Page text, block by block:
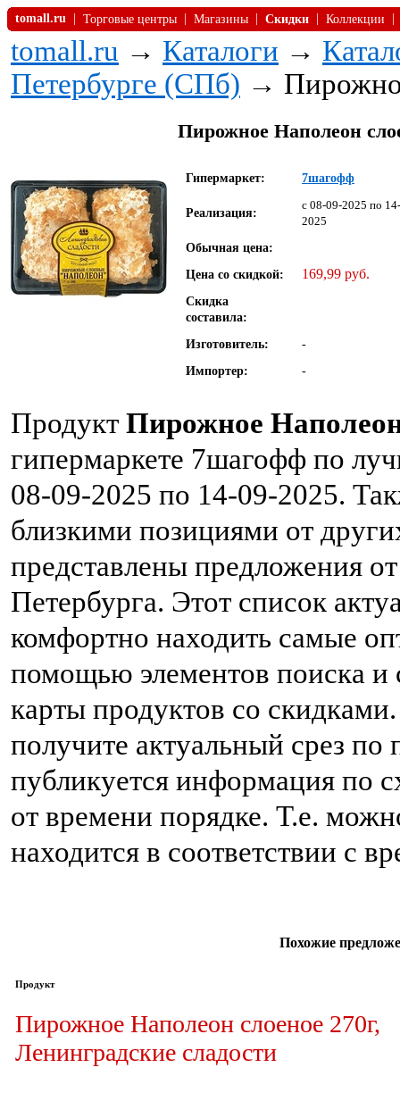
tomall.ru Торговые центры Магазины Скидки Коллекции
tomall.ru → Каталоги →
Петербурге (СПб) →
Пирожное Наполеон
Гипермаркет: 7шагофф
Реализация:
c 08-09-2025 по
2025
Обычная цена:
Цена со скидкой:
169,99 руб.
Скидка
составила:
Изготовитель:
-
Импортер:
-
Продукт Пирожное Наполеон
гипермаркете 7шагофф по
08-09-2025 по 14-09-2025.
близкими позициями от
представлены предложения
Петербурга. Этот список
комфортно находить самые
помощью элементов поиска и
карты продуктов со
получите актуальный срез
публикуется информация по
от времени порядке. Т.е.
находится в соответствии с
Похожие
Продукт
Пирожное Наполеон слоеное 270г,
Ленинградские сладости